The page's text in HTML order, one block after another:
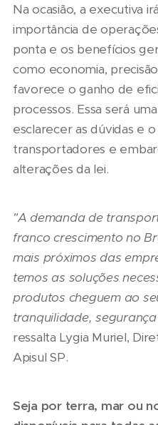
Na ocasião, a executiva
importância de
ponta e os benefícios
como economia,
favorece o ganho de
processos. Essa será
esclarecer as dúvidas e
transportadores e
alterações da lei.
"A demanda de
franco crescimento no
mais próximos das
temos as soluções
produtos cheguem ao
tranquilidade,
ressalta Lygia Muriel,
Apisul SP.
Seja por terra, mar ou